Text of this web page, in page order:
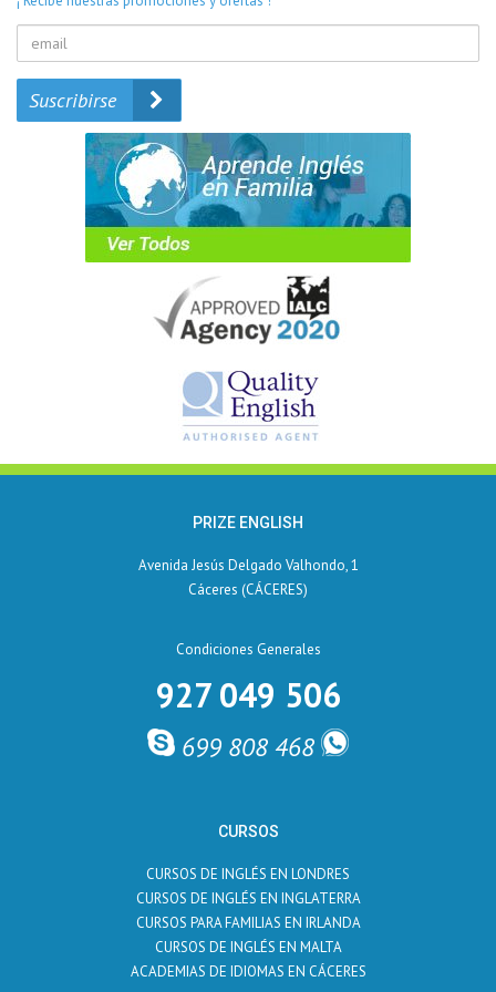
Suscribirse
PRIZE ENGLISH
Avenida Jesús Delgado Valhondo, 1
Cáceres (CÁCERES)
Condiciones Generales
927 049 506
699 808 468
CURSOS
CURSOS DE INGLÉS EN LONDRES
CURSOS DE INGLÉS EN INGLATERRA
CURSOS PARA FAMILIAS EN IRLANDA
CURSOS DE INGLÉS EN MALTA
ACADEMIAS DE IDIOMAS EN CÁCERES